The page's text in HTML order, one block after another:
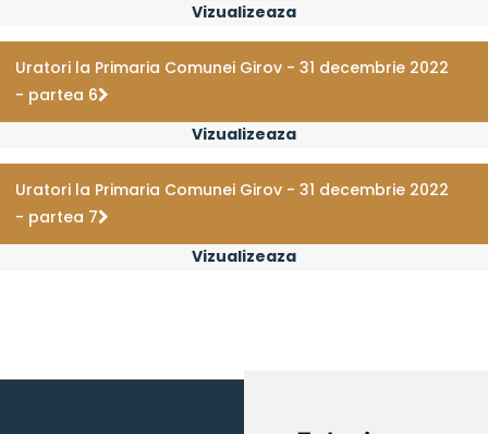
Vizualizeaza
Uratori la Primaria Comunei Girov - 31 decembrie 2022
- partea 6
Vizualizeaza
Uratori la Primaria Comunei Girov - 31 decembrie 2022
- partea 7
Vizualizeaza